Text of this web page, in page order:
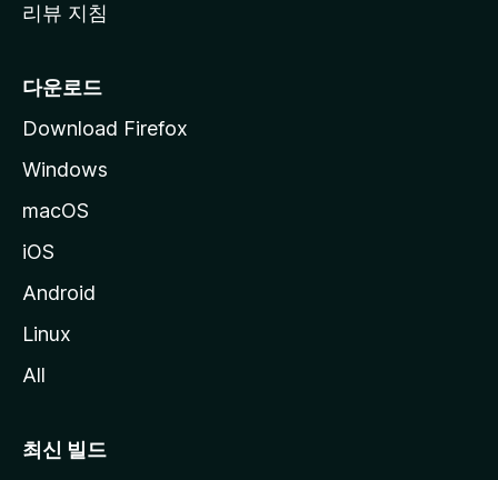
리뷰 지침
다운로드
Download Firefox
Windows
macOS
iOS
Android
Linux
All
최신 빌드